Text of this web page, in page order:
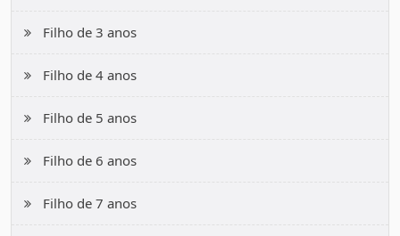
Filho de 3 anos
Filho de 4 anos
Filho de 5 anos
Filho de 6 anos
Filho de 7 anos